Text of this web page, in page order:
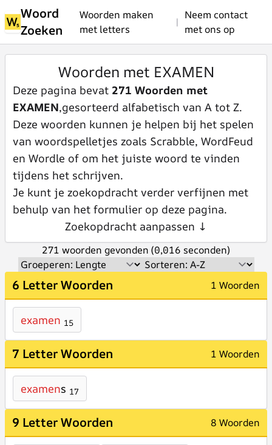
Woord
Zoeken
Woorden maken
met letters
|
Neem contact
met ons op
Woorden met EXAMEN
Deze pagina bevat 271 Woorden met
EXAMEN,gesorteerd alfabetisch van A tot Z.
Deze woorden kunnen je helpen bij het spelen
van woordspelletjes zoals Scrabble, WordFeud
en Wordle of om het juiste woord te vinden
tijdens het schrijven.
Je kunt je zoekopdracht verder verfijnen met
behulp van het formulier op deze pagina.
Zoekopdracht aanpassen ↓
271 woorden gevonden (0,016 seconden)
6 Letter Woorden 1 Woorden
examen 15
7 Letter Woorden 1 Woorden
examens 17
9 Letter Woorden 8 Woorden